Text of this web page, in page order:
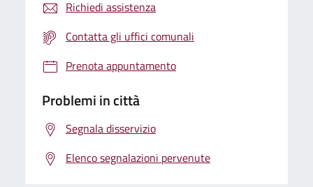
Richiedi assistenza
Contatta gli uffici comunali
Prenota appuntamento
Problemi in città
Segnala disservizio
Elenco segnalazioni pervenute